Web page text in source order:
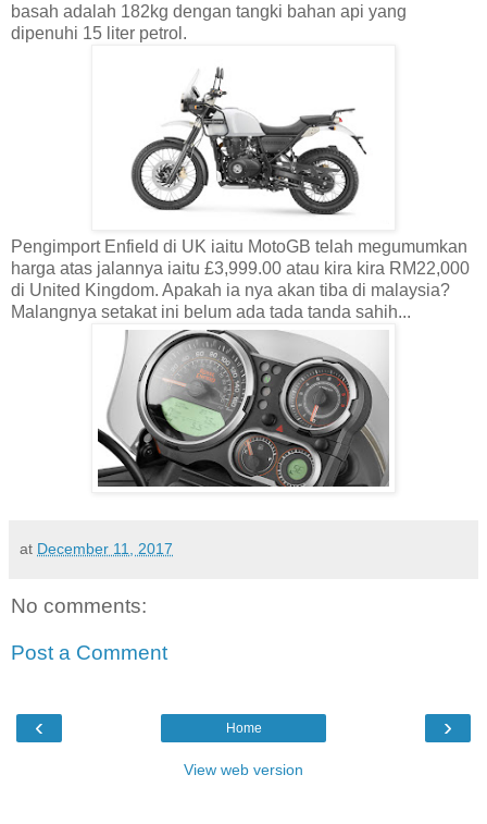
basah adalah 182kg dengan tangki bahan api yang
dipenuhi 15 liter petrol.
Pengimport Enfield di UK iaitu MotoGB telah megumumkan
harga atas jalannya iaitu £3,999.00 atau kira kira RM22,000
di United Kingdom. Apakah ia nya akan tiba di malaysia?
Malangnya setakat ini belum ada tada tanda sahih...
at December 11, 2017
No comments:
Post a Comment
‹ ›
Home
View web version